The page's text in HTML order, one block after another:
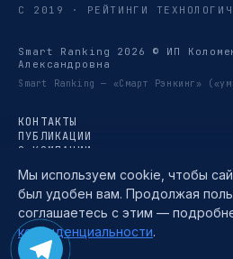
С 2019 · РЕЙТИНГИ
Smart Ranking 2026 © ИП
Александровна
Smart Ranking — «Смарт Рэнкинг»
КОНТАКТЫ
ПУБЛИКАЦИИ
О КОМПАНИИ
ТРЕНДЫ
МЕТОДИКА
TELEGRAM →
ПОЛИТИКА КОНФИДЕНЦИАЛЬНОСТИ
ПОЛЬЗОВАТЕЛЬСКОЕ СОГЛАШЕНИЕ
СОГЛАСИЕ НА ОБРАБОТКУ
Мы используем cookie, чтобы
был удобен вам. Продолжая
соглашаетесь с этим —
конфиденциальности.